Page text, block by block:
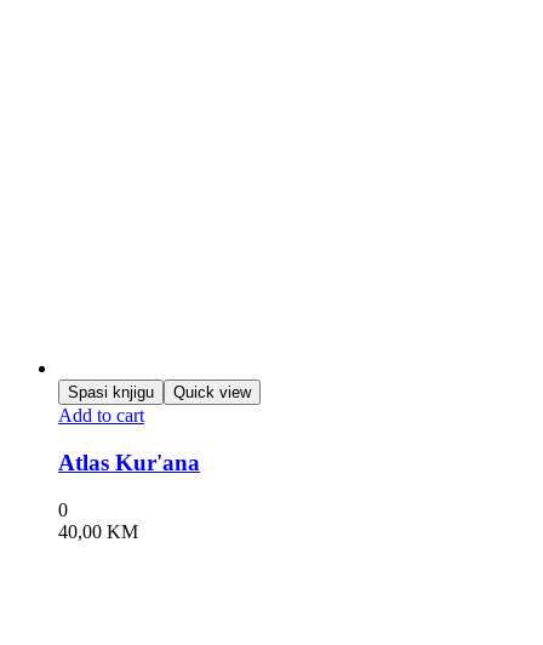
Spasi knjigu Quick view
Add to cart
Atlas Kur'ana
0
40,00 KM